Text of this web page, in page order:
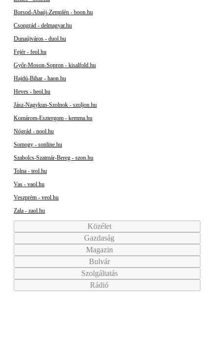
Borsod-Abaúj-Zemplén - boon.hu
Csongrád - delmagyar.hu
Dunaújváros - duol.hu
Fejér - feol.hu
Győr-Moson-Sopron - kisalfold.hu
Hajdú-Bihar - haon.hu
Heves - heol.hu
Jász-Nagykun-Szolnok - szoljon.hu
Komárom-Esztergom - kemma.hu
Nógrád - nool.hu
Somogy - sonline.hu
Szabolcs-Szatmár-Bereg - szon.hu
Tolna - teol.hu
Vas - vaol.hu
Veszprém - veol.hu
Zala - zaol.hu
Közélet
Gazdaság
Magazin
Bulvár
Szolgáltatás
Rádió